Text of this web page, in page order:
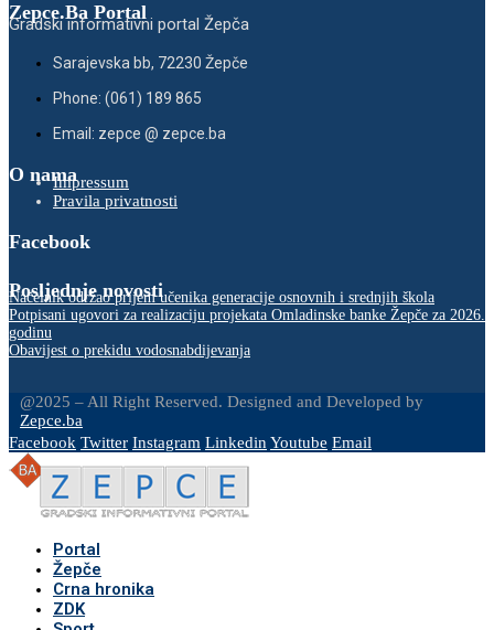
Zepce.Ba Portal
Gradski informativni portal Žepča
Sarajevska bb, 72230 Žepče
Phone: (061) 189 865
Email: zepce @ zepce.ba
O namaImpressum
Pravila privatnosti
Facebook
Posljednje novosti
Načelnik održao prijem učenika generacije osnovnih i srednjih škola
Potpisani ugovori za realizaciju projekata Omladinske banke Žepče za 2026.
godinu
Obavijest o prekidu vodosnabdijevanja
@2025 – All Right Reserved. Designed and Developed by
Zepce.ba
Facebook Twitter Instagram LinkedinYoutube Email
Portal
Žepče
Crna hronika
ZDK